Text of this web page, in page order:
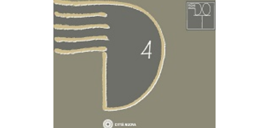
AGGIUNGI AL CARRELLO